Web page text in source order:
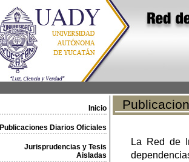
Inicio
Publicaciones Diarios Oficiales
Jurisprudencias y Tesis
Aisladas
La Red de